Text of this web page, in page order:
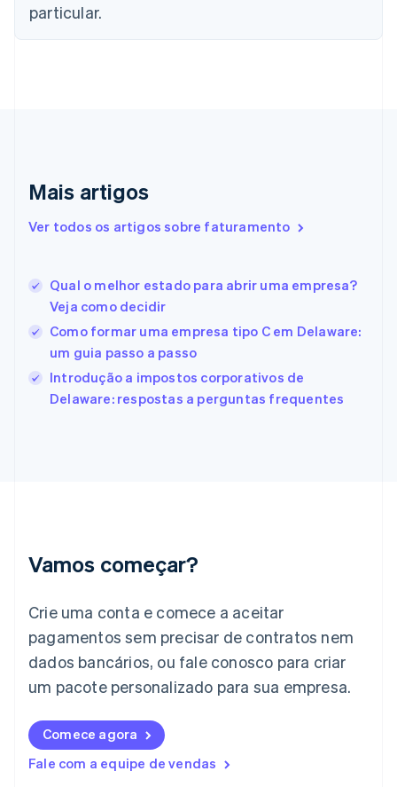
particular.
Mais artigos
Ver todos os artigos sobre faturamento
Qual o melhor estado para abrir uma empresa?
Veja como decidir
Como formar uma empresa tipo C em Delaware:
um guia passo a passo
Introdução a impostos corporativos de
Delaware: respostas a perguntas frequentes
Vamos começar?
Crie uma conta e comece a aceitar
pagamentos sem precisar de contratos nem
dados bancários, ou fale conosco para criar
um pacote personalizado para sua empresa.
Comece agora
Fale com a equipe de vendas
Chipre
Croácia
Eslovênia
Espanha
EnglishEspañol简体中文
Estônia
English
Finlândia
EnglishSvenska
França
English
Gibraltar
English
Italiano English
日本語English
Letônia
Liechtenstein
Lituânia
English
Luxemburgo